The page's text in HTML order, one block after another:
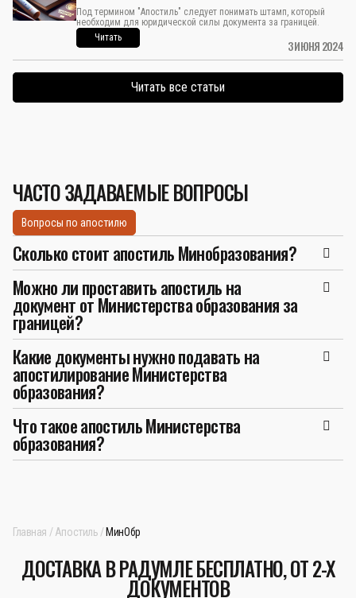
3 ИЮНЯ 2024
Под термином "Апостиль" следует понимать штамп, который
необходим для юридической силы документа за границей.
Читать
Читать все статьи
ЧАСТО ЗАДАВАЕМЫЕ ВОПРОСЫ
Вопросы по апостилю
Сколько стоит апостиль Минобразования?
Можно ли проставить апостиль на
документ от Министерства образования за
границей?
Какие документы нужно подавать на
апостилирование Министерства
образования?
Что такое апостиль Министерства
образования?
Главная Апостиль МинОбр
ДОСТАВКА В РАДУМЛЕ БЕСПЛАТНО, ОТ 2-Х
ДОКУМЕНТОВ